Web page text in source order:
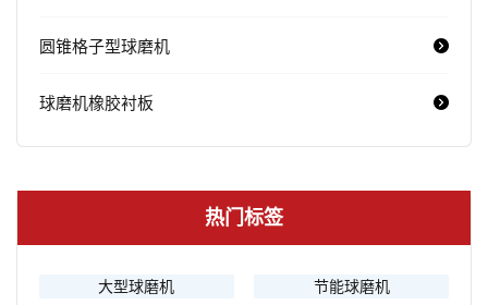
圆锥格子型球磨机
球磨机橡胶衬板
热门标签
大型球磨机
节能球磨机